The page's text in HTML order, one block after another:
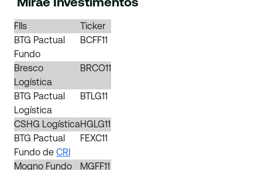
FIIs
Ticker
BTG Pactual
Fundo
BCFF11
Bresco
Logística
BRCO11
BTG Pactual
Logística
BTLG11
CSHG LogísticaHGLG11
BTG Pactual
Fundo de CRI
FEXC11
Mogno Fundo MGFF11